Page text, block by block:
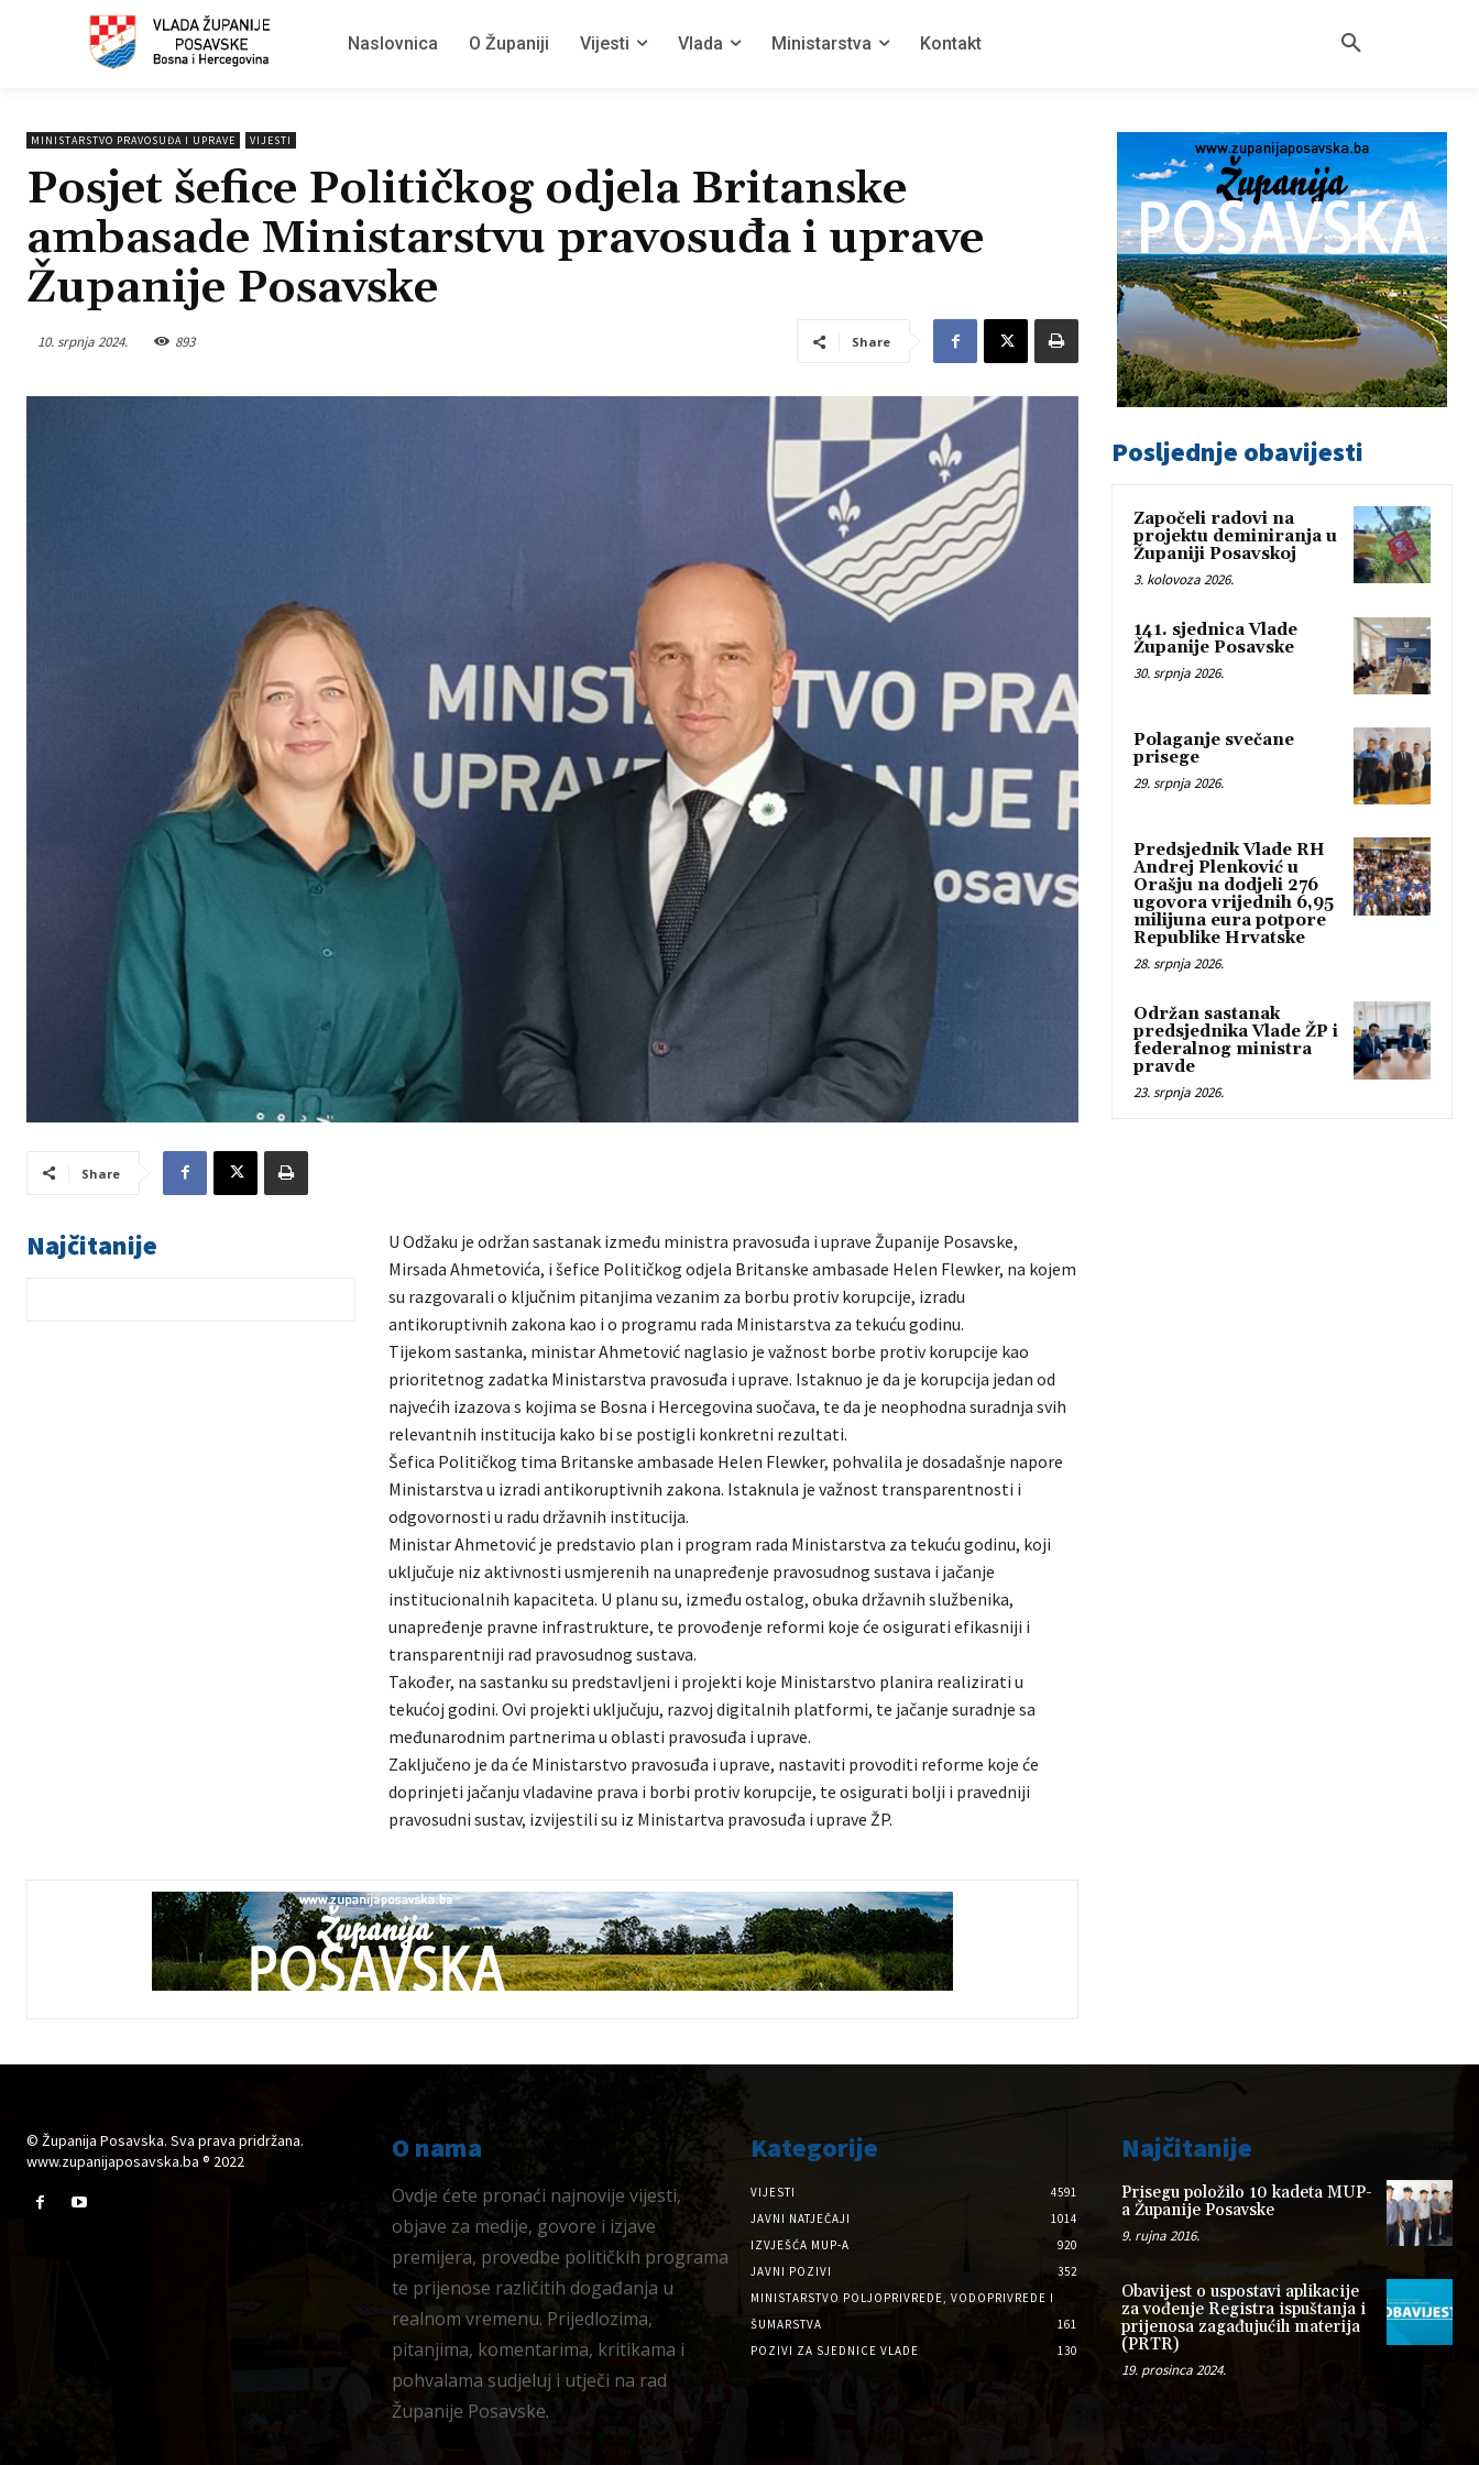
Naslovnica O Županiji Vijesti Vlada Ministarstva Kontakt
MINISTARSTVO PRAVOSUĐA I UPRAVE VIJESTI
Posjet šefice Političkog odjela Britanske
ambasade Ministarstvu pravosuđa i uprave
Županije Posavske
10. srpnja 2024. 893 Share
Share
Najčitanije
U Odžaku je održan sastanak između ministra pravosuđa i uprave Županije Posavske,
Mirsada Ahmetovića, i šefice Političkog odjela Britanske ambasade Helen Flewker, na kojem
su razgovarali o ključnim pitanjima vezanim za borbu protiv korupcije, izradu
antikoruptivnih zakona kao i o programu rada Ministarstva za tekuću godinu.
Tijekom sastanka, ministar Ahmetović naglasio je važnost borbe protiv korupcije kao
prioritetnog zadatka Ministarstva pravosuđa i uprave. Istaknuo je da je korupcija jedan od
najvećih izazova s kojima se Bosna i Hercegovina suočava, te da je neophodna suradnja svih
relevantnih institucija kako bi se postigli konkretni rezultati.
Šefica Političkog tima Britanske ambasade Helen Flewker, pohvalila je dosadašnje napore
Ministarstva u izradi antikoruptivnih zakona. Istaknula je važnost transparentnosti i
odgovornosti u radu državnih institucija.
Ministar Ahmetović je predstavio plan i program rada Ministarstva za tekuću godinu, koji
uključuje niz aktivnosti usmjerenih na unapređenje pravosudnog sustava i jačanje
institucionalnih kapaciteta. U planu su, između ostalog, obuka državnih službenika,
unapređenje pravne infrastrukture, te provođenje reformi koje će osigurati efikasniji i
transparentniji rad pravosudnog sustava.
Također, na sastanku su predstavljeni i projekti koje Ministarstvo planira realizirati u
tekućoj godini. Ovi projekti uključuju, razvoj digitalnih platformi, te jačanje suradnje sa
međunarodnim partnerima u oblasti pravosuđa i uprave.
Zaključeno je da će Ministarstvo pravosuđa i uprave, nastaviti provoditi reforme koje će
doprinjeti jačanju vladavine prava i borbi protiv korupcije, te osigurati bolji i pravedniji
pravosudni sustav, izvijestili su iz Ministartva pravosuđa i uprave ŽP.
Posljednje obavijesti
Započeli radovi na
projektu deminiranja u
Županiji Posavskoj
3. kolovoza 2026.
141. sjednica Vlade
Županije Posavske
30. srpnja 2026.
Polaganje svečane
prisege
29. srpnja 2026.
Predsjednik Vlade RH
Andrej Plenković u
Orašju na dodjeli 276
ugovora vrijednih 6,95
milijuna eura potpore
Republike Hrvatske
28. srpnja 2026.
Održan sastanak
predsjednika Vlade ŽP i
federalnog ministra
pravde
23. srpnja 2026.
© Županija Posavska. Sva prava pridržana.
www.zupanijaposavska.ba ® 2022
O nama
Ovdje ćete pronaći najnovije vijesti,
objave za medije, govore i izjave
premijera, provedbe političkih programa
te prijenose različitih događanja u
realnom vremenu. Prijedlozima,
pitanjima, komentarima, kritikama i
pohvalama sudjeluj i utječi na rad
Županije Posavske.
Kategorije
VIJESTI
4591
JAVNI NATJEČAJI
1014
IZVJEŠĆA MUP-A
920
JAVNI POZIVI
352
MINISTARSTVO POLJOPRIVREDE, VODOPRIVREDE I
ŠUMARSTVA
161
POZIVI ZA SJEDNICE VLADE
130
Najčitanije
Prisegu položilo 10 kadeta MUP-
a Županije Posavske
9. rujna 2016.
Obavijest o uspostavi aplikacije
za vođenje Registra ispuštanja i
prijenosa zagađujućih materija
(PRTR)
19. prosinca 2024.